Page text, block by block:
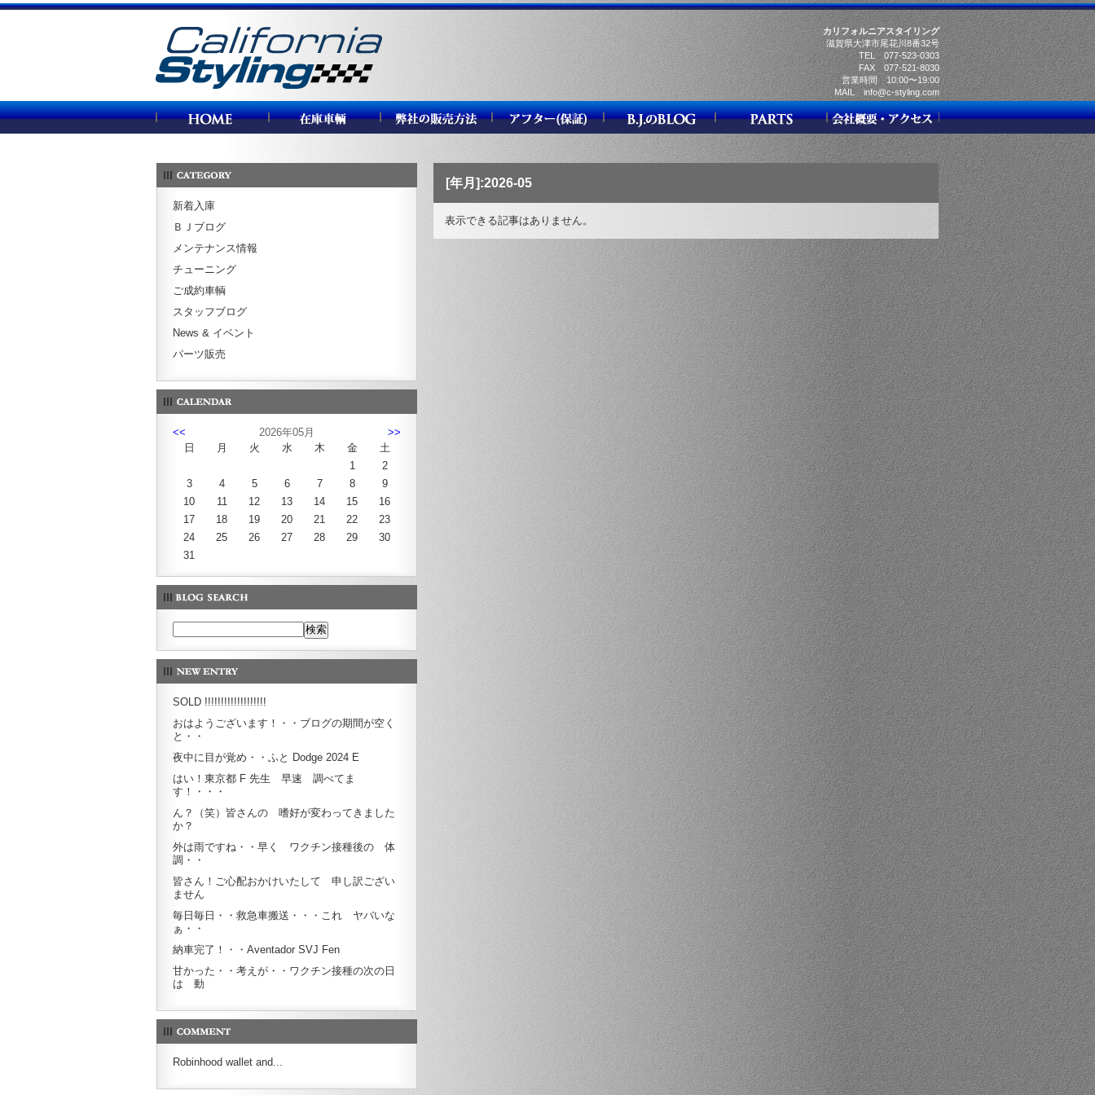
カリフォルニアスタイリング
滋賀県大津市尾花川8番32号
TEL 077-523-0303
FAX 077-521-8030
営業時間 10:00〜19:00
MAIL info@c-styling.com
新着入庫
ＢＪブログ
メンテナンス情報
チューニング
ご成約車輌
スタッフブログ
News & イベント
パーツ販売
<< 2026年05月
>>
日
月 火 水 木 金
土
1
2
3
4 5 6 7 8
9
10
11 12 13 14 15
16
17
18 19 20 21 22
23
24
25 26 27 28 29
30
31
SOLD !!!!!!!!!!!!!!!!!!!
おはようございます！・・ブログの期間が空く
と・・
夜中に目が覚め・・ふと Dodge 2024 E
はい！東京都 F 先生 早速 調べてま
す！・・・
ん？（笑）皆さんの 嗜好が変わってきました
か？
外は雨ですね・・早く ワクチン接種後の 体
調・・
皆さん！ご心配おかけいたして 申し訳ござい
ません
毎日毎日・・救急車搬送・・・これ ヤバいな
ぁ・・
納車完了！・・Aventador SVJ Fen
甘かった・・考えが・・ワクチン接種の次の日
は 動
Robinhood wallet and...
[年月]:2026-05
表示できる記事はありません。